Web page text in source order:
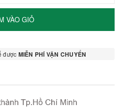
VÀO GIỎ
được MIỄN PHÍ VẬN CHUYỂN